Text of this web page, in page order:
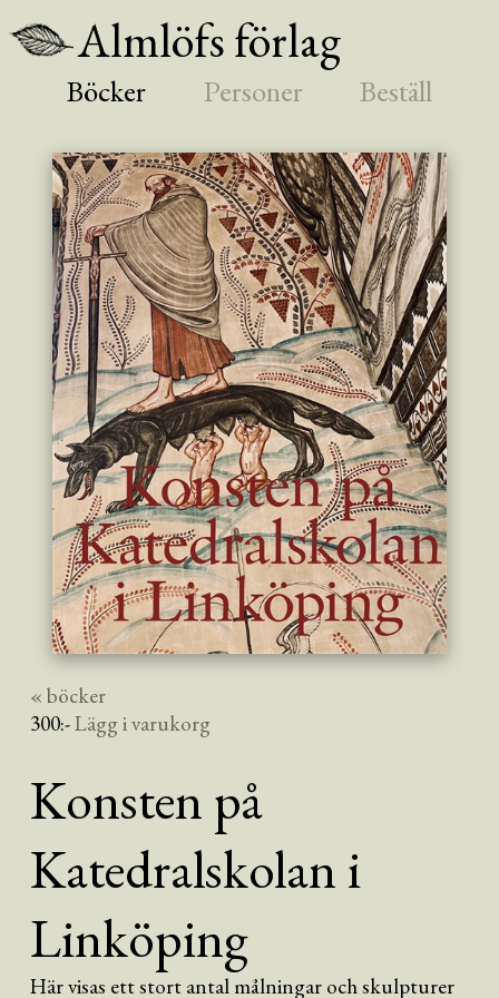
Almlöfs förlag
Böcker Personer Beställ
« böcker
300:-Lägg i varukorg
Konsten på
Katedralskolan i
Linköping
Här visas ett stort antal målningar och skulpturer